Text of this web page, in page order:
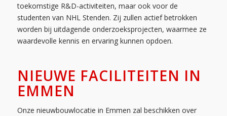
toekomstige R&D-activiteiten, maar ook voor de
studenten van NHL Stenden. Zij zullen actief betrokken
worden bij uitdagende onderzoeksprojecten, waarmee ze
waardevolle kennis en ervaring kunnen opdoen.
NIEUWE FACILITEITEN IN
EMMEN
Onze nieuwbouwlocatie in Emmen zal beschikken over